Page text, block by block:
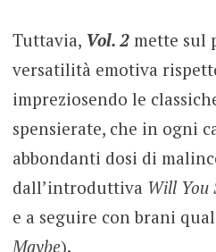
Tuttavia, Vol. 2mette sul
versatilità emotiva
impreziosendo le
spensierate, che in ogni
abbondanti dosi di
dall’introduttiva Will You
e a seguire con brani
Maybe).